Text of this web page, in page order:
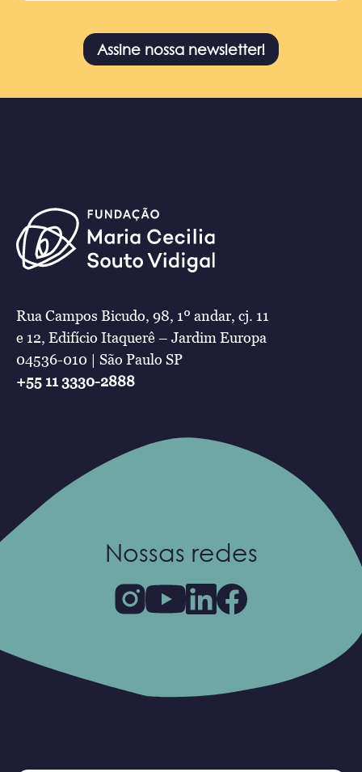
Assine nossa newsletter!
Rua Campos Bicudo, 98, 1º andar, cj. 11
e 12, Edifício Itaquerê – Jardim Europa
04536-010 | São Paulo SP
+55 11 3330-2888
Nossas redes